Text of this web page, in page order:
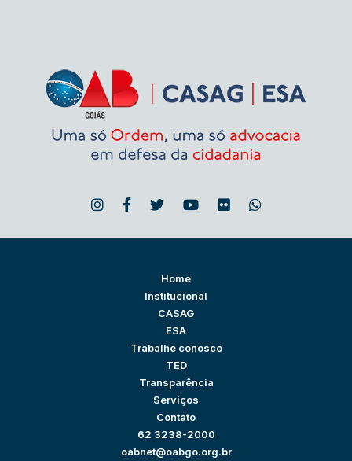
Home
Institucional
CASAG
ESA
Trabalhe conosco
TED
Transparência
Serviços
Contato
62 3238-2000
oabnet@oabgo.org.br